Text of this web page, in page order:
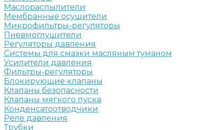
Маслораспылители
Мембранные осушители
Микрофильтры-регуляторы
Пневмоглушители
Регуляторы давления
Системы для смазки масляным туманом
Усилители давления
Фильтры-регуляторы
Блокирующие клапаны
Клапаны безопасности
Клапаны мягкого пуска
Конденсатоотводчики
Реле давления
Трубки